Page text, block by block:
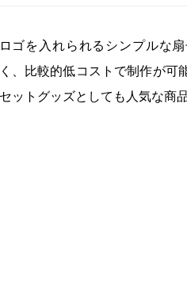
ロゴを入れられるシンプルな
く、比較的低コストで制作が可
セットグッズとしても人気な商品